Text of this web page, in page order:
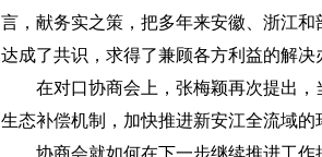
言，献务实之策，把多年来安徽、浙江
达成了共识，求得了兼顾各方利益的解决
在对口协商会上，张梅颖再次提出
生态补偿机制，加快推进新安江全流域的
协商会就如何在下一步继续推进工